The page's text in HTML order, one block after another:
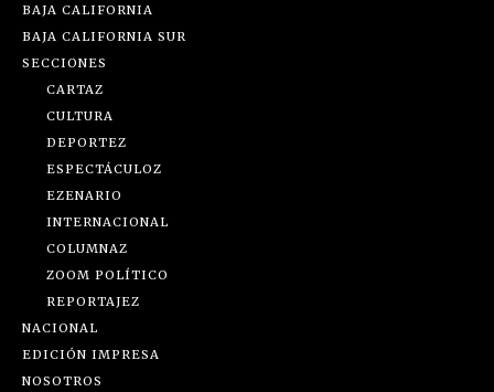
BAJA CALIFORNIA
BAJA CALIFORNIA SUR
SECCIONES
CARTAZ
CULTURA
DEPORTEZ
ESPECTÁCULOZ
EZENARIO
INTERNACIONAL
COLUMNAZ
ZOOM POLÍTICO
REPORTAJEZ
NACIONAL
EDICIÓN IMPRESA
NOSOTROS